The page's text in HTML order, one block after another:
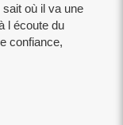
où il va une
l écoute du
confiance,